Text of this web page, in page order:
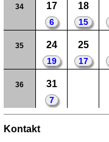
34 17
6
18
15
35 24
19
25
17
36 31
7
Kontakt